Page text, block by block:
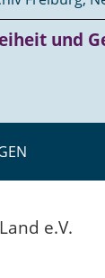
und
e.V.